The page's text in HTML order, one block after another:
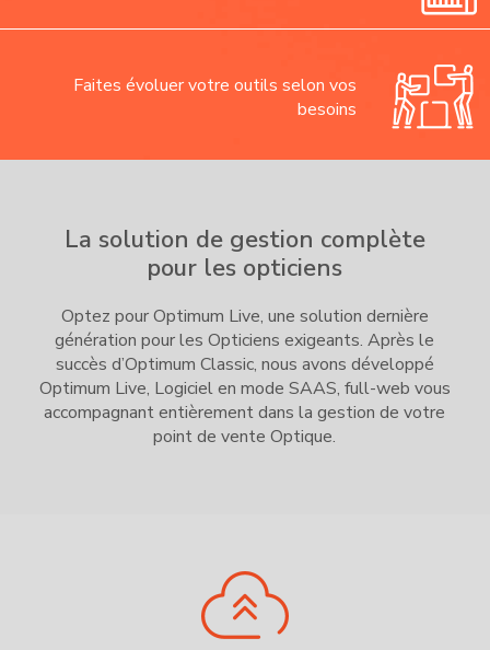
Faites évoluer votre outils selon vos
besoins
La solution de gestion complète
pour les opticiens
Optez pour Optimum Live, une solution dernière
génération pour les Opticiens exigeants. Après le
succès d’Optimum Classic, nous avons développé
Optimum Live, Logiciel en mode SAAS, full-web vous
accompagnant entièrement dans la gestion de votre
point de vente Optique.